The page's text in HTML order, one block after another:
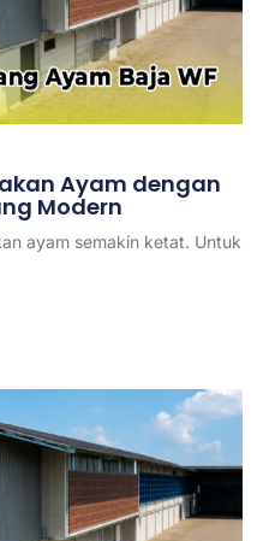
Ayam dengan
Modern
ayam semakin ketat. Untuk